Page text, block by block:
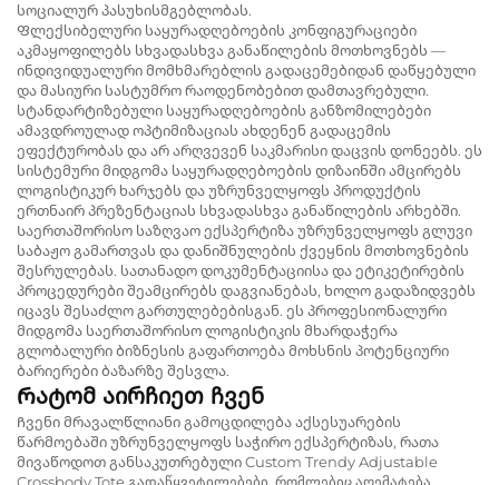
სოციალურ პასუხისმგებლობას.
Ფლექსიბელური საყურადღებოების კონფიგურაციები
აკმაყოფილებს სხვადასხვა განაწილების მოთხოვნებს —
ინდივიდუალური მომხმარებლის გადაცემებიდან დაწყებული
და მასიური სასტუმრო რაოდენობებით დამთავრებული.
სტანდარტიზებული საყურადღებოების განზომილებები
ამავდროულად ოპტიმიზაციას ახდენენ გადაცემის
ეფექტურობას და არ არღვევენ საკმარისი დაცვის დონეებს. ეს
სისტემური მიდგომა საყურადღებოების დიზაინში ამცირებს
ლოგისტიკურ ხარჯებს და უზრუნველყოფს პროდუქტის
ერთნაირ პრეზენტაციას სხვადასხვა განაწილების არხებში.
Საერთაშორისო საზღვაო ექსპერტიზა უზრუნველყოფს გლუვი
საბაჟო გამართვას და დანიშნულების ქვეყნის მოთხოვნების
შესრულებას. სათანადო დოკუმენტაციისა და ეტიკეტირების
პროცედურები შეამცირებს დაგვიანებას, ხოლო გადაზიდვებს
იცავს შესაძლო გართულებებისგან. ეს პროფესიონალური
მიდგომა საერთაშორისო ლოგისტიკის მხარდაჭერა
გლობალური ბიზნესის გაფართოება მოხსნის პოტენციური
ბარიერები ბაზარზე შესვლა.
Რატომ აირჩიეთ ჩვენ
Ჩვენი მრავალწლიანი გამოცდილება აქსესუარების
წარმოებაში უზრუნველყოფს საჭირო ექსპერტიზას, რათა
მივაწოდოთ განსაკუთრებული Custom Trendy Adjustable
Crossbody Tote გადაწყვეტილებები, რომლებიც აღემატება